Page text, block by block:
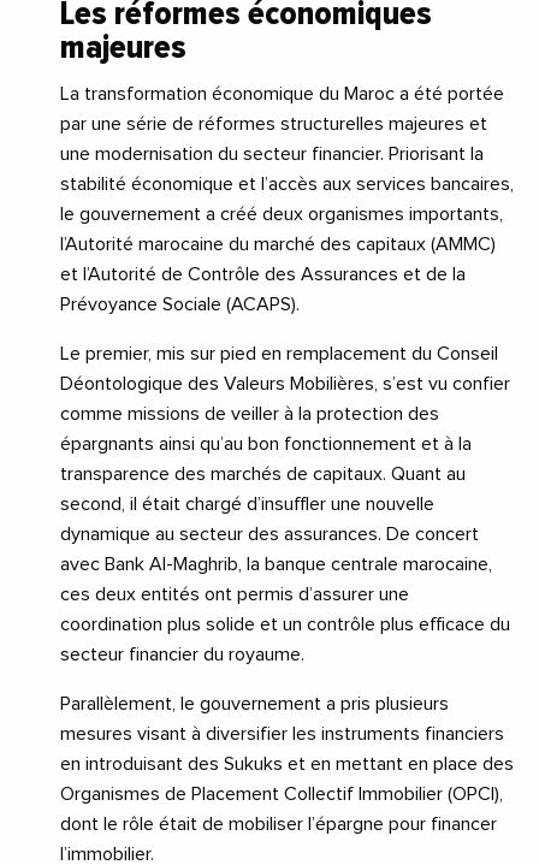
Les réformes économiques
majeures
La transformation économique du Maroc a été portée
par une série de réformes structurelles majeures et
une modernisation du secteur financier. Priorisant la
stabilité économique et l’accès aux services bancaires,
le gouvernement a créé deux organismes importants,
l’Autorité marocaine du marché des capitaux (AMMC)
et l’Autorité de Contrôle des Assurances et de la
Prévoyance Sociale (ACAPS).
Le premier, mis sur pied en remplacement du Conseil
Déontologique des Valeurs Mobilières, s’est vu confier
comme missions de veiller à la protection des
épargnants ainsi qu’au bon fonctionnement et à la
transparence des marchés de capitaux. Quant au
second, il était chargé d’insuffler une nouvelle
dynamique au secteur des assurances. De concert
avec Bank Al-Maghrib, la banque centrale marocaine,
ces deux entités ont permis d’assurer une
coordination plus solide et un contrôle plus efficace du
secteur financier du royaume.
Parallèlement, le gouvernement a pris plusieurs
mesures visant à diversifier les instruments financiers
en introduisant des Sukuks et en mettant en place des
Organismes de Placement Collectif Immobilier (OPCI),
dont le rôle était de mobiliser l’épargne pour financer
l’immobilier.